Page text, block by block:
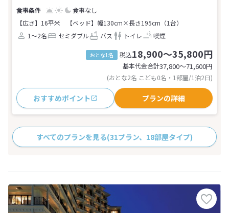
食事なし
【広さ】16平米
【ベッド】幅130cm×長さ195cm（1台）
1～2名
セミダブル バス トイレ 喫煙
おとな1名 税込18,900～35,800円
基本代金合計37,800〜71,600円
(おとな2名 こども0名・1部屋/1泊2日)
おすすめポイント プランの詳細
すべてのプランを見る(31プラン、18部屋タイプ)